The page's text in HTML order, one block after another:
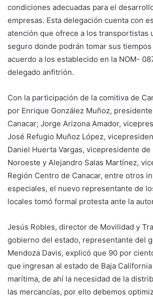
condiciones adecuadas para el
empresas. Esta delegación cuenta con
atención que ofrece a los transportistas
seguro donde podrán tomar sus
acuerdo a los establecido en la NOM-
delegado anfitrión.
Con la participación de la comitiva de
por Enrique González Muñoz,
Canacar; Jorge Arizona Amador,
José Refugio Muñoz López,
Daniel Huerta Vargas, vicepresidente de
Noroeste y Alejandro Salas Martínez,
Región Centro de Canacar, entre otros
especiales, el nuevo representante de
locales tomó formal protesta ante la
Jesús Robles, director de Movilidad y
gobierno del estado, representante del
Mendoza Davis, explicó que 90 por
que ingresan al estado de Baja
marítima, de ahí la necesidad de la
las mercancías, por ello debemos